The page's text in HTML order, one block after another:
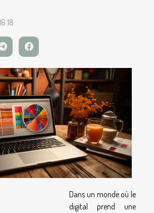
Dans un monde où le
digital prend une